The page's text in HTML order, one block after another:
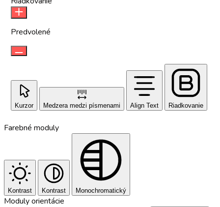
Predvolené
Kurzor Medzera medzi písmenami Align Text Riadkovanie
Farebné moduly
Kontrast Kontrast Monochromatický
Moduly orientácie